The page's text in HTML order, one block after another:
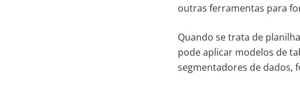
outras ferramentas para
Quando se trata de
pode aplicar modelos de
segmentadores de dados,